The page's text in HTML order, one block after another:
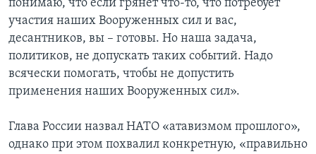
понимаю, что если грянет что-то, что потребует
участия наших Вооруженных сил и вас,
десантников, вы – готовы. Но наша задача,
политиков, не допускать таких событий. Надо
всячески помогать, чтобы не допустить
применения наших Вооруженных сил».
Глава России назвал НАТО «атавизмом прошлого»,
однако при этом похвалил конкретную, «правильно